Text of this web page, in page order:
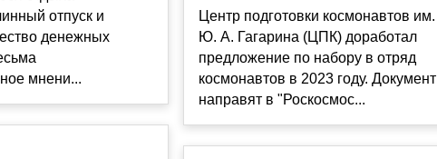
отпуск и
денежных
мнени...
Центр подготовки космонавтов им.
Ю. А. Гагарина (ЦПК) доработал
предложение по набору в отряд
космонавтов в 2023 году. Документ
направят в "Роскосмос...